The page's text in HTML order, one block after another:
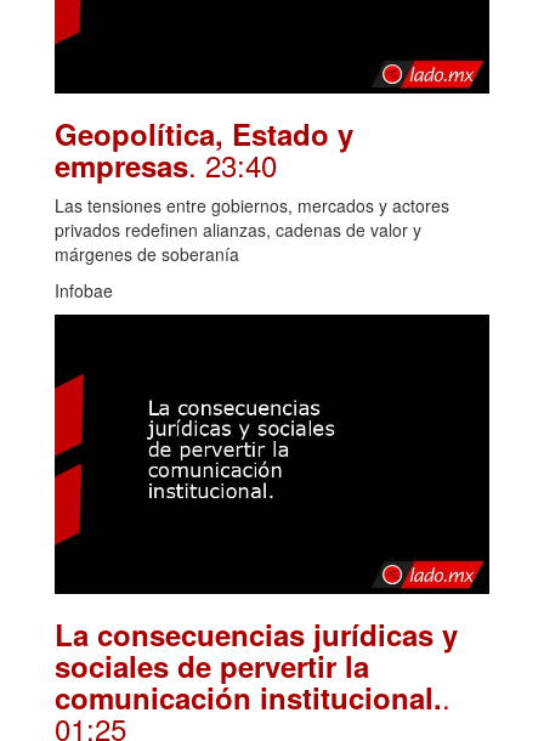
Geopolítica, Estado y
empresas. 23:40
Las tensiones entre gobiernos, mercados y actores
privados redefinen alianzas, cadenas de valor y
márgenes de soberanía
Infobae
La consecuencias jurídicas y
sociales de pervertir la
comunicación institucional..
01:25